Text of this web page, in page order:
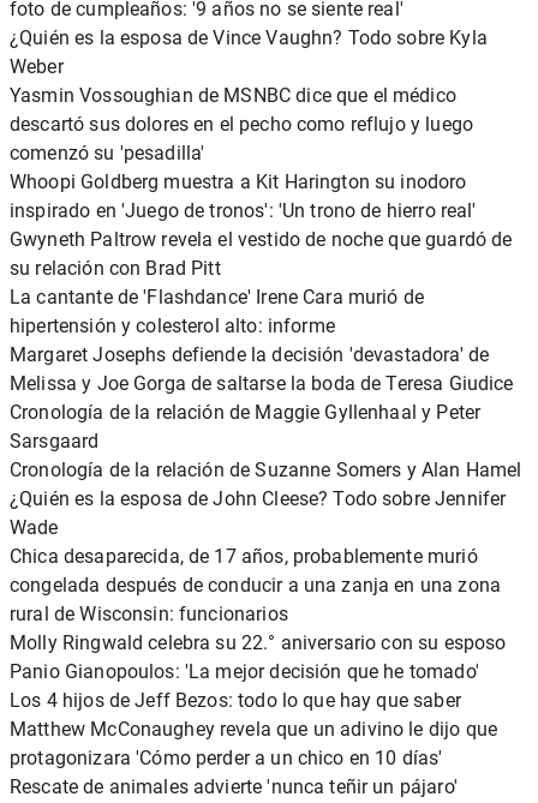
foto de cumpleaños: '9 años no se siente real'
¿Quién es la esposa de Vince Vaughn? Todo sobre Kyla
Weber
Yasmin Vossoughian de MSNBC dice que el médico
descartó sus dolores en el pecho como reflujo y luego
comenzó su 'pesadilla'
Whoopi Goldberg muestra a Kit Harington su inodoro
inspirado en 'Juego de tronos': 'Un trono de hierro real'
Gwyneth Paltrow revela el vestido de noche que guardó de
su relación con Brad Pitt
La cantante de 'Flashdance' Irene Cara murió de
hipertensión y colesterol alto: informe
Margaret Josephs defiende la decisión 'devastadora' de
Melissa y Joe Gorga de saltarse la boda de Teresa Giudice
Cronología de la relación de Maggie Gyllenhaal y Peter
Sarsgaard
Cronología de la relación de Suzanne Somers y Alan Hamel
¿Quién es la esposa de John Cleese? Todo sobre Jennifer
Wade
Chica desaparecida, de 17 años, probablemente murió
congelada después de conducir a una zanja en una zona
rural de Wisconsin: funcionarios
Molly Ringwald celebra su 22.° aniversario con su esposo
Panio Gianopoulos: 'La mejor decisión que he tomado'
Los 4 hijos de Jeff Bezos: todo lo que hay que saber
Matthew McConaughey revela que un adivino le dijo que
protagonizara 'Cómo perder a un chico en 10 días'
Rescate de animales advierte 'nunca teñir un pájaro'